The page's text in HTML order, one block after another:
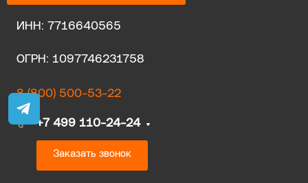
ИНН: 7716640565
ОГРН: 1097746231758
8 (800) 500-53-22
+7 499 110-24-24
Заказать звонок